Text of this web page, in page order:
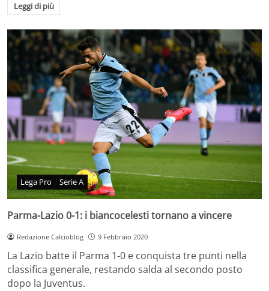
Leggi di più
Lega Pro Serie A
Parma-Lazio 0-1: i biancocelesti tornano a vincere
Redazione Calcioblog 9 Febbraio 2020
La Lazio batte il Parma 1-0 e conquista tre punti nella
classifica generale, restando salda al secondo posto
dopo la Juventus.